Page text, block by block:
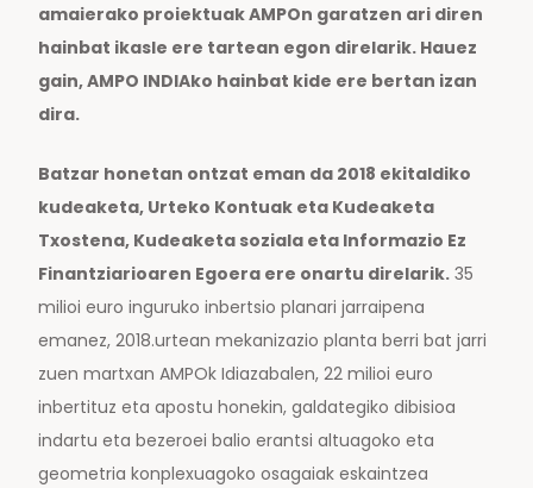
amaierako proiektuak AMPOn garatzen ari diren
hainbat ikasle ere tartean egon direlarik. Hauez
gain, AMPO INDIAko hainbat kide ere bertan izan
dira.
Batzar honetan ontzat eman da 2018 ekitaldiko
kudeaketa, Urteko Kontuak eta Kudeaketa
Txostena, Kudeaketa soziala eta Informazio Ez
Finantziarioaren Egoera ere onartu direlarik. 35
milioi euro inguruko inbertsio planari jarraipena
emanez, 2018.urtean mekanizazio planta berri bat jarri
zuen martxan AMPOk Idiazabalen, 22 milioi euro
inbertituz eta apostu honekin, galdategiko dibisioa
indartu eta bezeroei balio erantsi altuagoko eta
geometria konplexuagoko osagaiak eskaintzea